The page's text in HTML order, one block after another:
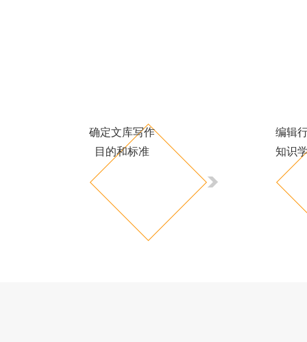
确定文库写作
目的和标准
编辑
知识